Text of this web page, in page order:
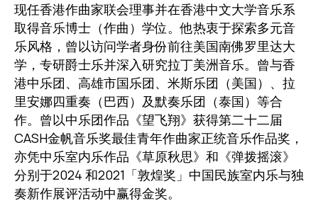
现任香港作曲家联会理事并在香港中文大学音乐系
取得音乐博士（作曲）学位。他热衷于探索多元音
乐风格，曾以访问学者身份前往美国南佛罗里达大
学，专研爵士乐并深入研究拉丁美洲音乐。曾与香
港中乐团、高雄市国乐团、米斯乐团（美国）、拉
里安娜四重奏（巴西）及默奏乐团（泰国）等合
作。曾以中乐团作品《望飞翔》获得第二十二届
CASH金帆音乐奖最佳青年作曲家正统音乐作品奖，
亦凭中乐室内乐作品《草原秋思》和《弹拨摇滚》
分别于2024 和2021「敦煌奖」中国民族室内乐与独
奏新作展评活动中赢得金奖。